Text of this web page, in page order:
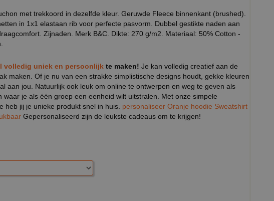
met trekkoord in dezelfde kleur. Geruwde Fleece binnenkant (brushed).
in 1x1 elastaan rib voor perfecte pasvorm. Dubbel gestikte naden aan
Zijnaden. Merk B&C. Dikte: 270 g/m2. Materiaal: 50% Cotton -
volledig uniek en persoonlijk te maken! Je kan volledig creatief aan de
maken. Of je nu van een strakke simplistische designs houdt, gekke kleuren
aan jou. Natuurlijk ook leuk om online te ontwerpen en weg te geven als
je als één groep een eenheid wilt uitstralen. Met onze simpele
heb jij je unieke produkt snel in huis. personaliseer Oranje hoodie Sweatshirt
Gepersonaliseerd zijn de leukste cadeaus om te krijgen!